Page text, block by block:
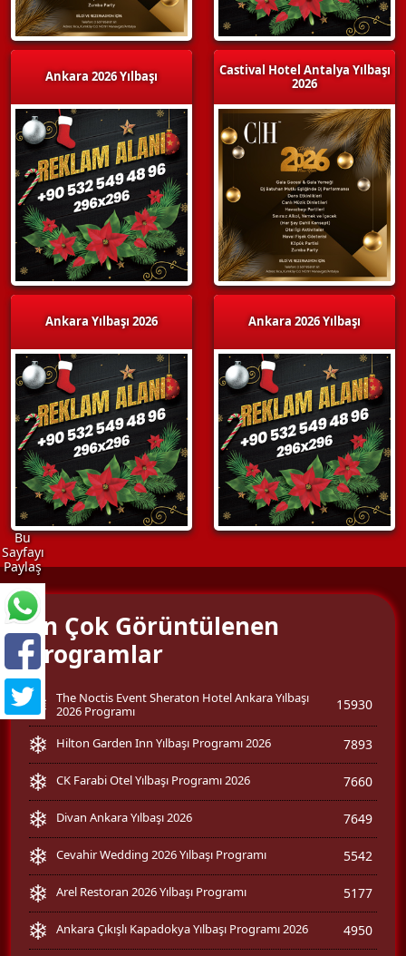
Ankara 2026 Yılbaşı
Ankara Yılbaşı 2026
Castival Hotel Antalya Yılbaşı
2026
Ankara 2026 Yılbaşı
Bu
Sayfayı
Paylaş
En Çok Görüntülenen
Programlar
The Noctis Event Sheraton Hotel Ankara Yılbaşı
2026 Programı
15930
Hilton Garden Inn Yılbaşı Programı 2026 7893
CK Farabi Otel Yılbaşı Programı 2026 7660
Divan Ankara Yılbaşı 2026 7649
Cevahir Wedding 2026 Yılbaşı Programı 5542
Arel Restoran 2026 Yılbaşı Programı 5177
Ankara Çıkışlı Kapadokya Yılbaşı Programı 2026 4950